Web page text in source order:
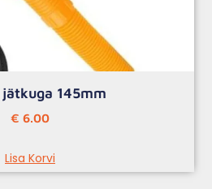
145mm
€ 6.00
Lisa Korvi